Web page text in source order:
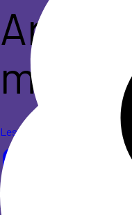
Les Ceméa s'expriment